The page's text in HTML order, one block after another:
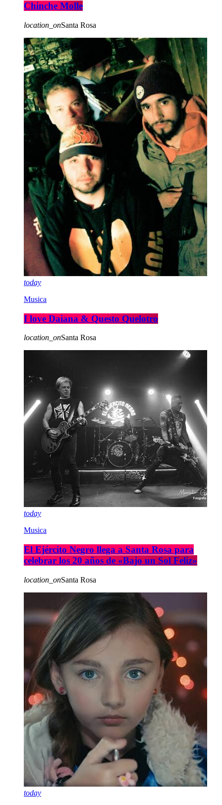
Chinche Molle
location_onSanta Rosa
today
Musica
I love Daiana & Questo Quelotro
location_onSanta Rosa
today
Musica
El Ejército Negro llega a Santa Rosa para
celebrar los 20 años de «Bajo un Sol Feliz»
location_onSanta Rosa
today